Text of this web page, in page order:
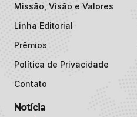
Missão, Visão e Valores
Linha Editorial
Prêmios
Política de Privacidade
Contato
Notícia